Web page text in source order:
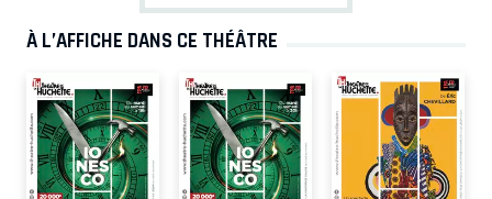
À L’AFFICHE DANS CE THÉÂTRE